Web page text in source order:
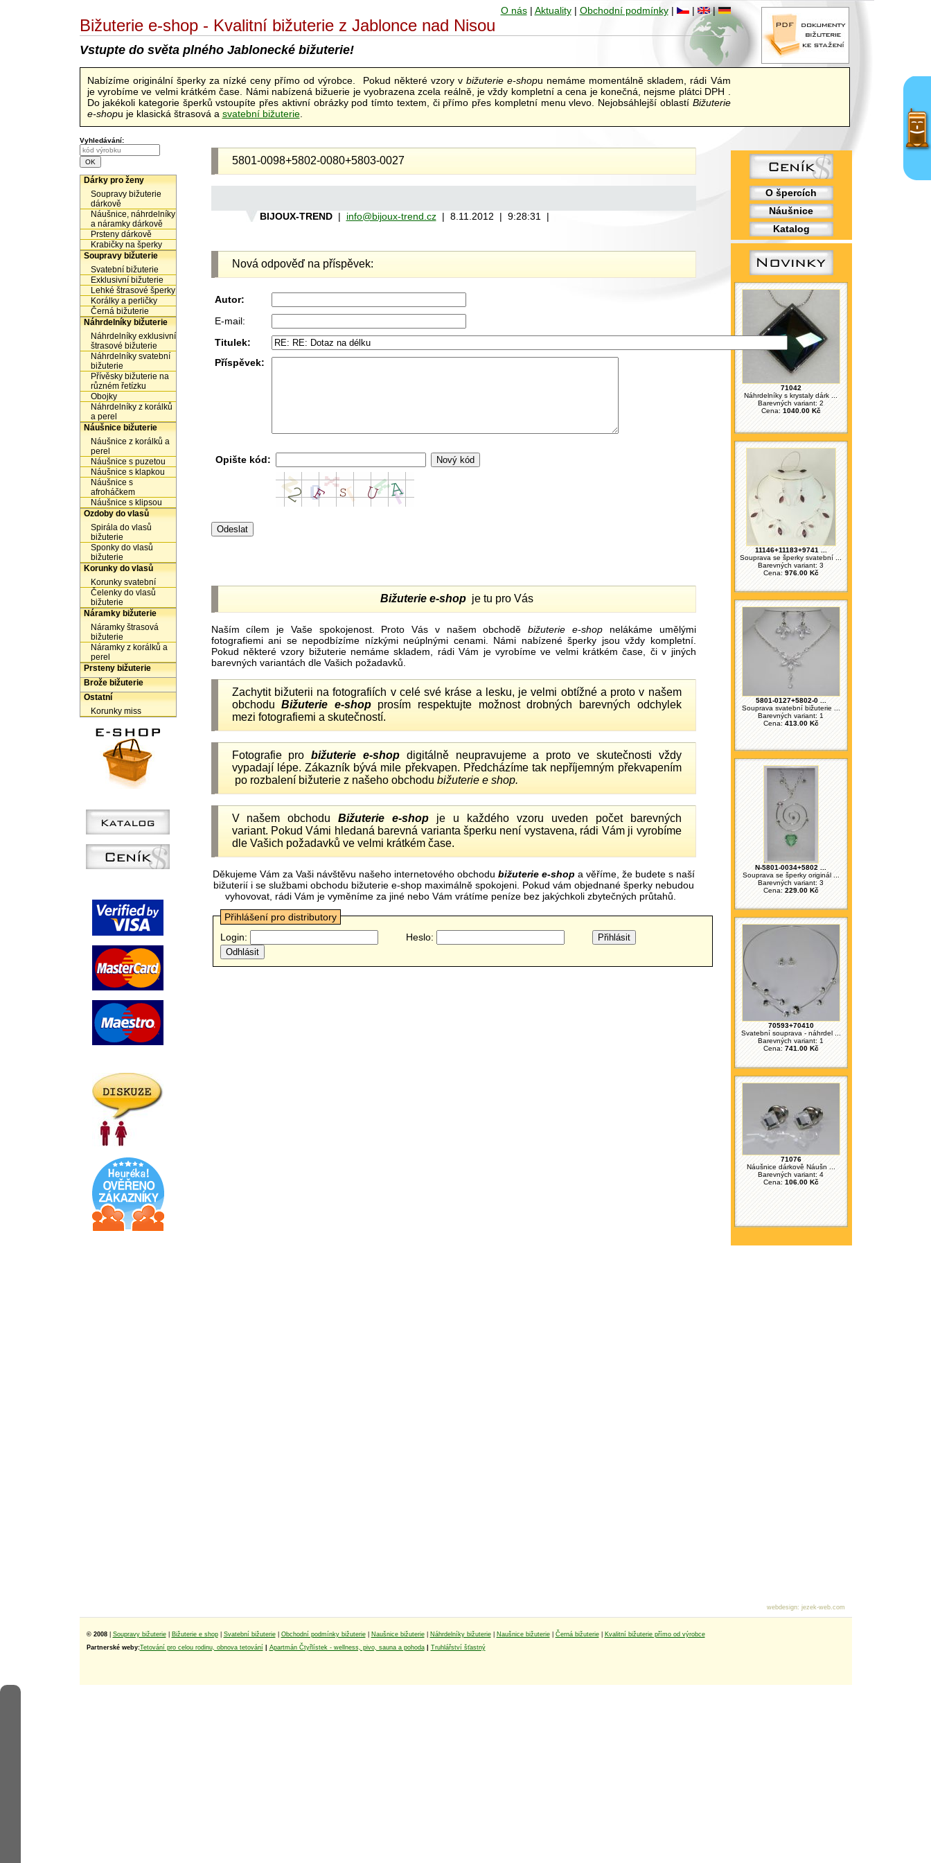
O špercích
Náušnice
Katalog
71042
Náhrdelníky s krystaly dárk ...
Barevných variant: 2
Cena: 1040.00 Kč
11146+11183+9741 ...
Souprava se šperky svatební ...
Barevných variant: 3
Cena: 976.00 Kč
5801-0127+5802-0 ...
Souprava svatební bižuterie ...
Barevných variant: 1
Cena:413.00 Kč
N-5801-0034+5802 ...
Souprava se šperky originál ...
Barevných variant: 3
Cena: 229.00 Kč
70593+70410
Svatební souprava - náhrdel ...
Barevných variant: 1
Cena: 741.00 Kč
71076
Náušnice dárkově Náušn ...
Barevných variant: 4
Cena:106.00 Kč
O nás| Aktuality| Obchodní podmínky| | |
Bižuterie e-shop - Kvalitní bižuterie z Jablonce nad Nisou
Vstupte do světa plného Jablonecké bižuterie!
Nabízíme originální šperky za nízké ceny přímo od výrobce. Pokud některé vzory v bižuterie e-shopu nemáme momentálně skladem, rádi Vám
je vyrobíme ve velmi krátkém čase. Námi nabízená bižuerie je vyobrazena zcela reálně, je vždy kompletní a cena je konečná, nejsme plátci DPH .
Do jakékoli kategorie šperků vstoupíte přes aktivní obrázky pod tímto textem, či přímo přes kompletní menu vlevo. Nejobsáhlejší oblastí Bižuterie
e-shopu je klasická štrasová a svatební bižuterie.
Vyhledávání:
Dárky pro ženy
Soupravy bižuterie
dárkově
Náušnice, náhrdelníky
a náramky dárkově
Prsteny dárkově
Krabičky na šperky
Soupravy bižuterie
Svatební bižuterie
Exklusivní bižuterie
Lehké štrasové šperky
Korálky a perličky
Černá bižuterie
Náhrdelníky bižuterie
Náhrdelníky exklusivní
štrasové bižuterie
Náhrdelníky svatební
bižuterie
Přívěsky bižuterie na
různém řetízku
Obojky
Náhrdelníky z korálků
a perel
Náušnice bižuterie
Náušnice z korálků a
perel
Náušnice s puzetou
Náušnice s klapkou
Náušnice s
afroháčkem
Náušnice s klipsou
Ozdoby do vlasů
Spirála do vlasů
bižuterie
Sponky do vlasů
bižuterie
Korunky do vlasů
Korunky svatební
Čelenky do vlasů
bižuterie
Náramky bižuterie
Náramky štrasová
bižuterie
Náramky z korálků a
perel
Prsteny bižuterie
Brože bižuterie
Ostatní
Korunky miss
5801-0098+5802-0080+5803-0027
BIJOUX-TREND| info@bijoux-trend.cz| 8.11.2012 | 9:28:31 |
Nová odpověď na příspěvek:
Autor:
E-mail:
Titulek:
Příspěvek:
Opište kód:
Bižuterie e-shopje tu pro Vás
Naším cílem je Vaše spokojenost. Proto Vás v našem obchoděbižuterie e-shopnelákáme umělými
fotografiemi ani se nepodbízíme nízkými neúplnými cenami. Námi nabízené šperky jsou vždy kompletní.
Pokud některé vzory bižuterie nemáme skladem, rádi Vám je vyrobíme ve velmi krátkém čase, či v jiných
barevných variantách dle Vašich požadavků.
Zachytit bižuterii na fotografiích v celé své kráse a lesku, je velmi obtížné a proto v našem
obchoduBižuterie e-shopprosím respektujte možnost drobných barevných odchylek
mezi fotografiemi a skutečností.
Fotografie probižuterie e-shopdigitálně neupravujeme a proto ve skutečnosti vždy
vypadají lépe. Zákazník bývá mile překvapen. Předcházíme tak nepříjemným překvapením
po rozbalení bižuterie z našeho obchodu bižuterie e shop.
V našem obchoduBižuterie e-shop je u každého vzoru uveden počet barevných
variant. Pokud Vámi hledaná barevná varianta šperku není vystavena, rádi Vám ji vyrobíme
dle Vašich požadavků ve velmi krátkém čase.
Děkujeme Vám za Vaši návštěvu našeho internetového obchodu bižuterie e-shop a věříme, že budete s naší
bižuterií i se službami obchodu bižuterie e-shop maximálně spokojeni. Pokud vám objednané šperky nebudou
vyhovovat, rádi Vám je vyměníme za jiné nebo Vám vrátíme peníze bez jakýchkoli zbytečných průtahů.
Přihlášení pro distributory
Login:
Heslo:
© 2008 Soupravy bižuterie| Bižuterie e shop| Svatební bižuterie| Obchodní podmínky bižuterie| Naušnice bižuterie| Náhrdelníky bižuterie| Naušnice bižuterie| Černá bižuterie|
Kvalitní bižuterie přímo od výrobce
Partnerské weby:Tetování pro celou rodinu, obnova tetování Apartmán Čtyřlístek - wellness, pivo, sauna a pohoda| Truhlářství šťastný
webdesign: jezek-web.com